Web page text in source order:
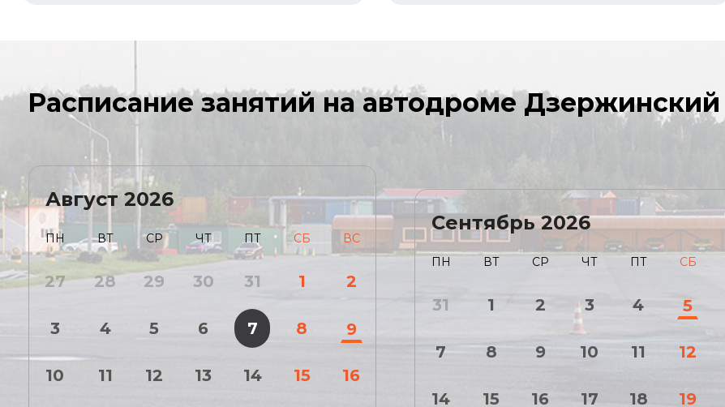
Расписание занятий на автодроме Дзержинский
Август 2026
ПН ВТ СР ЧТ ПТ СБ ВС
27 28 29 30 31 1 2
3 4 5 6 7 8 9
10 11 12 13 14 15 16
Сентябрь 2026
ПН ВТ СР ЧТ ПТ СБ
31 1 2 3 4 5
7 8 9 10 11 12
14 15 16 17 18 19